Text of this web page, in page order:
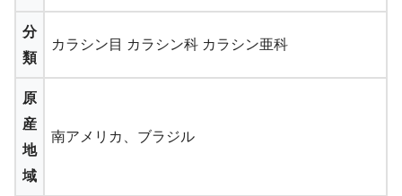
分
類
カラシン目 カラシン科 カラシン亜科
原
産
地
域
南アメリカ、ブラジル